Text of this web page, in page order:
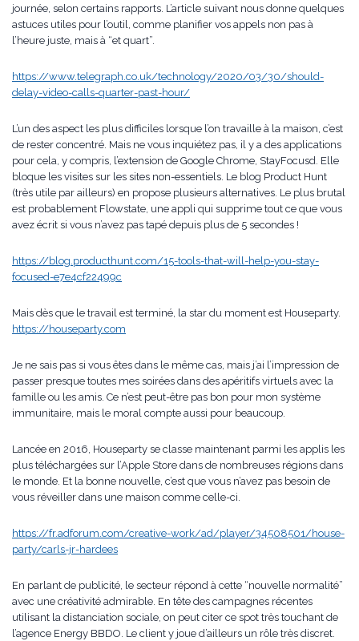
journée, selon certains rapports. L’article suivant nous donne quelques
astuces utiles pour l’outil, comme planifier vos appels non pas à
l’heure juste, mais à “et quart”.
https://www.telegraph.co.uk/technology/2020/03/30/should-
delay-video-calls-quarter-past-hour/
L’un des aspect les plus difficiles lorsque l’on travaille à la maison, c’est
de rester concentré. Mais ne vous inquiétez pas, il y a des applications
pour cela, y compris, l’extension de Google Chrome, StayFocusd. Elle
bloque les visites sur les sites non-essentiels. Le blog Product Hunt
(très utile par ailleurs) en propose plusieurs alternatives. Le plus brutal
est probablement Flowstate, une appli qui supprime tout ce que vous
avez écrit si vous n’avez pas tapé depuis plus de 5 secondes !
https://blog.producthunt.com/15-tools-that-will-help-you-stay-
focused-e7e4cf22499c
Mais dès que le travail est terminé, la star du moment est Houseparty.
https://houseparty.com
Je ne sais pas si vous êtes dans le même cas, mais j’ai l’impression de
passer presque toutes mes soirées dans des apéritifs virtuels avec la
famille ou les amis. Ce n’est peut-être pas bon pour mon système
immunitaire, mais le moral compte aussi pour beaucoup.
Lancée en 2016, Houseparty se classe maintenant parmi les applis les
plus téléchargées sur l’Apple Store dans de nombreuses régions dans
le monde. Et la bonne nouvelle, c’est que vous n’avez pas besoin de
vous réveiller dans une maison comme celle-ci.
https://fr.adforum.com/creative-work/ad/player/34508501/house-
party/carls-jr-hardees
En parlant de publicité, le secteur répond à cette “nouvelle normalité”
avec une créativité admirable. En tête des campagnes récentes
utilisant la distanciation sociale, on peut citer ce spot très touchant de
l’agence Energy BBDO. Le client y joue d’ailleurs un rôle très discret.